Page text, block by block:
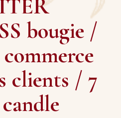
bougie /
clients / 7